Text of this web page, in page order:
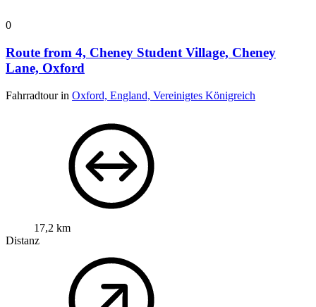
0
Route from 4, Cheney Student Village, Cheney
Lane, Oxford
Fahrradtour in Oxford, England, Vereinigtes Königreich
17,2 km
Distanz